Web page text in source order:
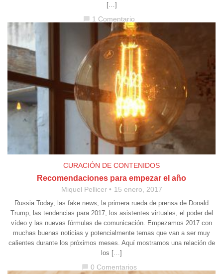
[…]
chat_bubble 1 Comentario
CURACIÓN DE CONTENIDOS
Recomendaciones para empezar el año
Miquel Pellicer 15 enero, 2017
Russia Today, las fake news, la primera rueda de prensa de Donald
Trump, las tendencias para 2017, los asistentes virtuales, el poder del
vídeo y las nuevas fórmulas de comunicación. Empezamos 2017 con
muchas buenas noticias y potencialmente temas que van a ser muy
calientes durante los próximos meses. Aquí mostramos una relación de
los […]
0 Comentarios